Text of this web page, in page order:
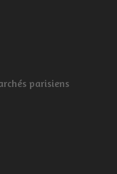
parisiens